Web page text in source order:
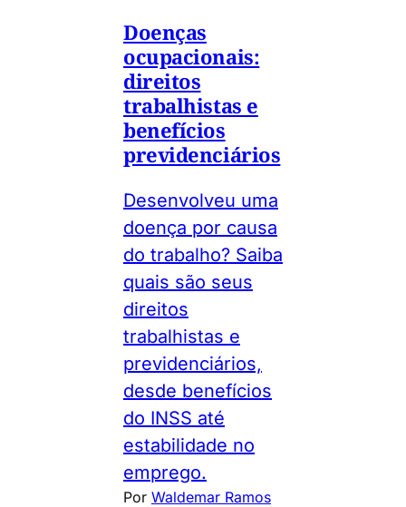
Doenças
ocupacionais:
direitos
trabalhistas e
benefícios
previdenciários
Desenvolveu uma
doença por causa
do trabalho? Saiba
quais são seus
direitos
trabalhistas e
previdenciários,
desde benefícios
do INSS até
estabilidade no
emprego.
Por Waldemar Ramos